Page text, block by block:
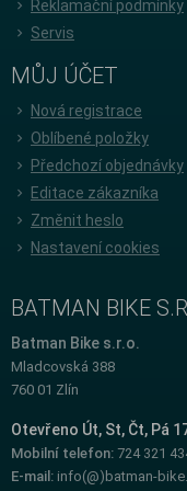
Reklamační podmínky
Servis
MŮJ ÚČET
Nová registrace
Oblíbené položky
Předchozí objednávky
Editace zákazníka
Změnit heslo
Nastavení cookies
BATMAN BIKE
Batman Bike s.r.o.
Mladcovská 388
760 01 Zlín
Otevřeno Út, St, Čt, Pá
Mobilní telefon: 724 321
E-mail: info(@)batman-